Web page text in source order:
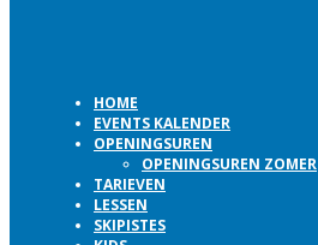
HOME
EVENTS KALENDER
OPENINGSUREN
OPENINGSUREN ZOMER
TARIEVEN
LESSEN
SKIPISTES